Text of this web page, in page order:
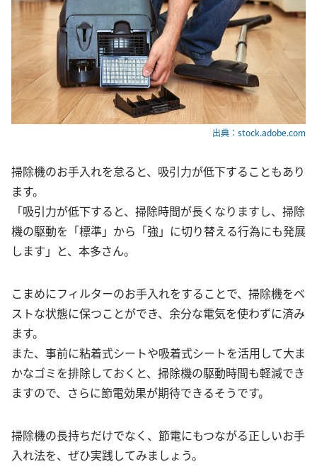
出典：stock.adobe.com
掃除機のお手入れを怠ると、吸引力が低下することもあり
ます。
「吸引力が低下すると、掃除時間が長くなりますし、掃除
機の駆動を「標準」から「強」に切り替える行為にも発展
します」と、本多さん。
こまめにフィルターのお手入れをすることで、掃除機をベ
ストな状態に保つことができ、余分な電気を使わずに済み
ます。
また、事前に粘着式シートや吸着式シートを活用して大ま
かなゴミを排除しておくと、掃除機の駆動時間も軽減でき
ますので、さらに節電効果が期待できるそうです。
掃除機の長持ちだけでなく、節電にもつながる正しいお手
入れ法を、ぜひ実践してみましょう。